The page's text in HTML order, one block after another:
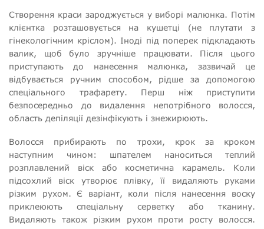
Створення краси зароджується у виборі малюнка. Потім
клієнтка розташовується на кушетці (не плутати з
гінекологічним кріслом). Іноді під поперек підкладають
валик, щоб було зручніше працювати. Після цього
приступають до нанесення малюнка, зазвичай це
відбувається ручним способом, рідше за допомогою
спеціального трафарету. Перш ніж приступити
безпосередньо до видалення непотрібного волосся,
область депіляції дезінфікують і знежирюють.
Волосся прибирають по трохи, крок за кроком
наступним чином: шпателем наноситься теплий
розплавлений віск або косметична карамель. Коли
підсохлий віск утворює плівку, її видаляють руками
різким рухом. Є варіант, коли після нанесення воску
приклеюють спеціальну серветку або тканину.
Видаляють також різким рухом проти росту волосся.